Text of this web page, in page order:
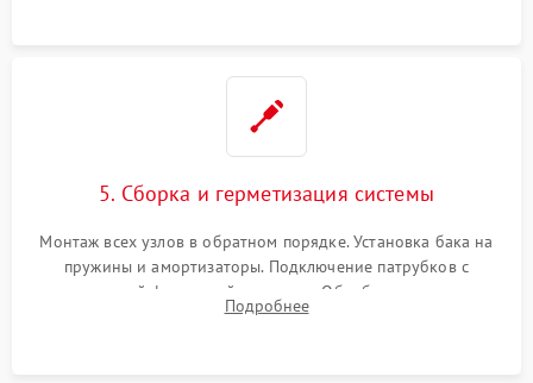
5. Сборка и герметизация системы
Монтаж всех узлов в обратном порядке. Установка бака на
пружины и амортизаторы. Подключение патрубков с
надежной фиксацией хомутами. Обработка стыков
герметиком для предотвращения возможных протечек воды.
Подробнее